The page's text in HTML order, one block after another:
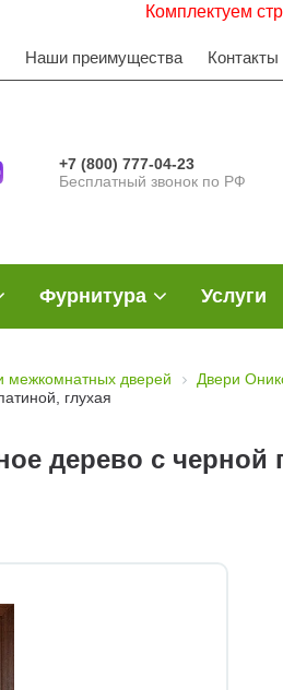
Комплектуем
Наши преимущества Контакты
+7 (800) 777-04-23
Бесплатный звонок по РФ
Фурнитура Услуги
межкомнатных дверей Двери
глухая
дерево с черной